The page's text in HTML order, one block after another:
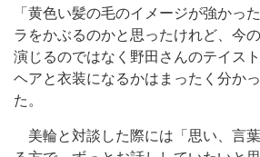
「黄色い髪の毛のイメージが強かっ
ラをかぶるのかと思ったけれど、今
演じるのではなく野田さんのテイス
ヘアと衣装になるかはまったく分か
た。
美輪と対談した際には「思い、言